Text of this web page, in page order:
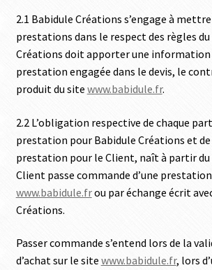
2.1 Babidule Créations s’engage à
prestations dans le respect des règles
Créations doit apporter une information
prestation engagée dans le devis, le
produit du site www.babidule.fr.
2.2 L’obligation respective de chaque
prestation pour Babidule Créations et
prestation pour le Client, naît à partir
Client passe commande d’une
www.babidule.frou par échange écrit
Créations.
Passer commande s’entend lors de la
d’achat sur le site www.babidule.fr, lors